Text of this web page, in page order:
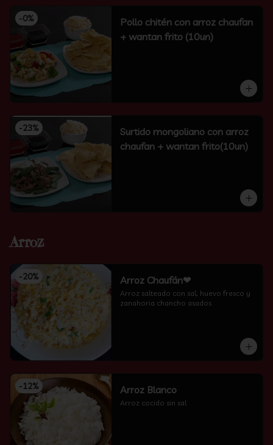
-0%
Pollo chitén con arroz chaufan
+ wantan frito (10un)
-23%
Surtido mongoliano con arroz
chaufan + wantan frito(10un)
Arroz
-20% Arroz Chaufán❤
Arroz salteado con sal, huevo fresco y
zanahoria chancho asados
-12% Arroz Blanco
Arroz cocido sin sal